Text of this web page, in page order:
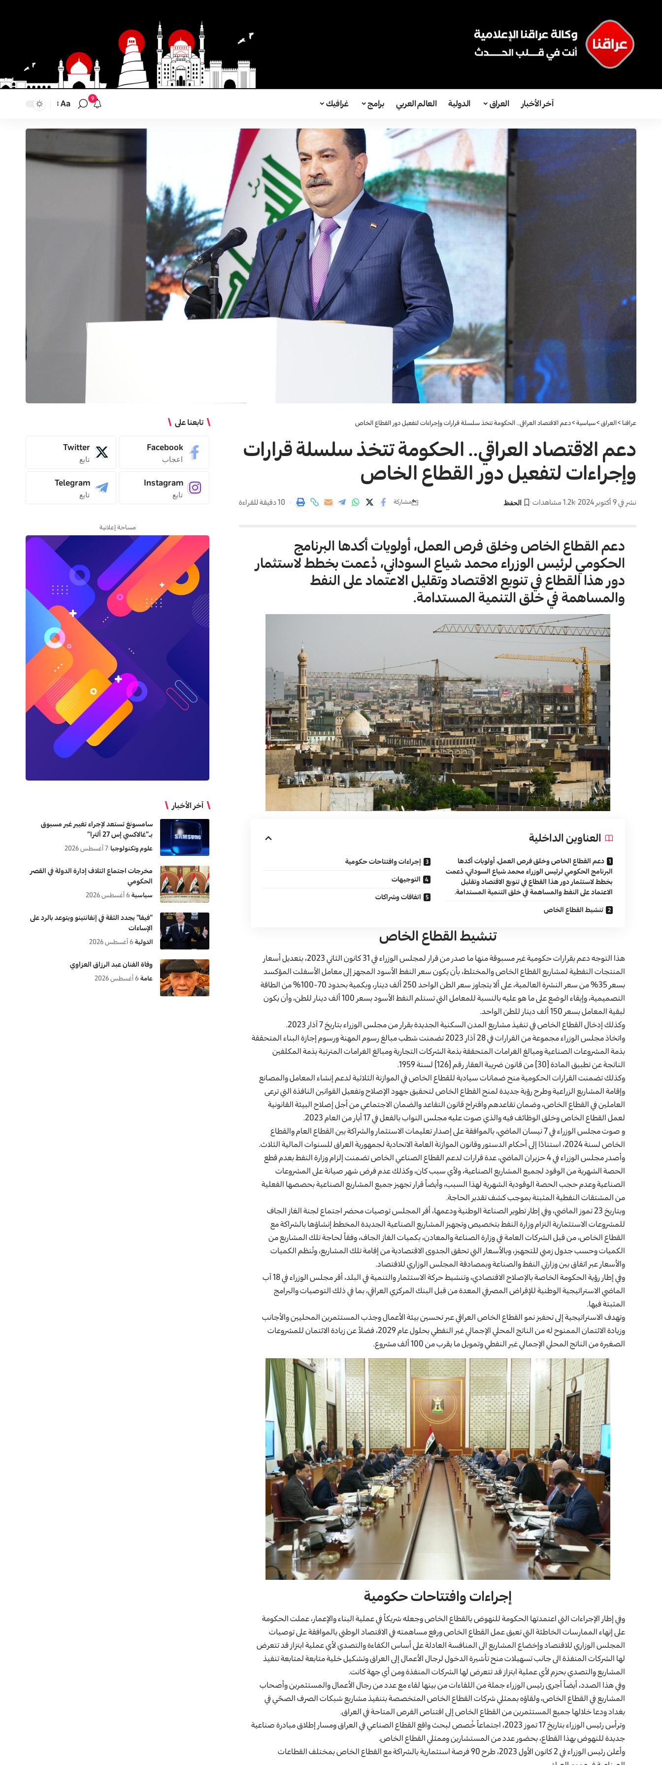
آخر الأخبار العراق الدولية العالم العربي برامج غرافيك 9
تغيير
النص
Aa
عراقنا >العراق>سياسية>دعم الاقتصاد العراقي.. الحكومة تتخذ سلسلة قرارات وإجراءات لتفعيل دور القطاع الخاص
دعم الاقتصاد العراقي.. الحكومة تتخذ سلسلة قرارات
وإجراءات لتفعيل دور القطاع الخاص
نشر في 9 أكتوبر 2024 1.2k مشاهدات مشاركة 10 دقيقة للقراءة
دعم القطاع الخاص وخلق فرص العمل، أولويات أكدها البرنامج
الحكومي لرئيس الوزراء محمد شياع السوداني، دُعمت بخطط لاستثمار
دور هذا القطاع في تنويع الاقتصاد وتقليل الاعتماد على النفط
والمساهمة في خلق التنمية المستدامة.
العناوين الداخلية
دعم القطاع الخاص وخلق فرص العمل، أولويات أكدها
البرنامج الحكومي لرئيس الوزراء محمد شياع السوداني، دُعمت
بخطط لاستثمار دور هذا القطاع في تنويع الاقتصاد وتقليل
الاعتماد على النفط والمساهمة في خلق التنمية المستدامة.
تنشيط القطاع الخاص
إجراءات وافتتاحات حكومية
التوجيهات
اتفاقات وشراكات
تنشيط القطاع الخاص
هذا التوجه دعم بقرارات حكومية غير مسبوقة منها ما صدر من قرار لمجلس الوزراء في 31 كانون الثاني 2023، بتعديل أسعار
المنتجات النفطية لمشاريع القطاع الخاص والمختلط، بأن يكون سعر النفط الأسود المجهز إلى معامل الأسفلت المؤكسد
بسعر 35% من سعر النشرة العالمية، على ألا يتجاوز سعر الطن الواحد 250 ألف دينار، وبكمية بحدود 70-100% من الطاقة
التصميمية، وإبقاء الوضع على ما هو عليه بالنسبة للمعامل التي تستلم النفط الأسود بسعر 100 ألف دينار للطن، وأن يكون
لبقية المعامل بسعر 150 ألف دينار للطن الواحد.
وكذلك إدخال القطاع الخاص في تنفيذ مشاريع المدن السكنية الجديدة بقرار من مجلس الوزراء بتاريخ 7 آذار 2023.
واتخاذ مجلس الوزراء مجموعة من القرارات في 28 آذار 2023 تضمنت شطب مبالغ رسوم المهنة ورسوم إجازة البناء المتحققة
بذمة المشروعات الصناعية ومبالغ الغرامات المتحققة بذمة الشركات التجارية ومبالغ الغرامات المترتبة بذمة المكلفين
الناتجة عن تطبيق المادة (30) من قانون ضريبة العقار رقم (126) لسنة 1959.
وكذلك تضمنت القرارات الحكومية منح ضمانات سيادية للقطاع الخاص في الموازنة الثلاثية لدعم إنشاء المعامل والمصانع
وإقامة المشاريع الزراعية وطرح رؤية جديدة لمنح القطاع الخاص لتحقيق جهود الإصلاح وتفعيل القوانين النافذة التي ترعى
العاملين في القطاع الخاص، وضمان تقاعدهم واقتراح قانون التقاعد والضمان الاجتماعي من أجل إصلاح البيئة القانونية
لعمل القطاع الخاص وخلق الوظائف فيه والذي صوت عليه مجلس النواب بالفعل في 17 أيار من العام 2023.
و صوت مجلس الوزراء في 7 نيسان الماضي، بالموافقة على إصدار تعليمات الاستثمار والشراكة بين القطاع العام والقطاع
الخاص لسنة 2024، استنادًا إلى أحكام الدستور وقانون الموازنة العامة الاتحادية لجمهورية العراق للسنوات المالية الثلاث.
وأصدر مجلس الوزراء في 4 حزيران الماضي، عدة قرارات لدعم القطاع الصناعي الخاص تضمنت إلزام وزارة النفط بعدم قطع
الحصة الشهرية من الوقود لجميع المشاريع الصناعية، ولأي سبب كان، وكذلك عدم فرض شهر صيانة على المشروعات
الصناعية وعدم حجب الحصة الوقودية الشهرية لهذا السبب، وأيضاً قرار تجهيز جميع المشاريع الصناعية بحصصها الفعلية
من المشتقات النفطية المثبتة بموجب كشف تقدير الحاجة.
وبتاريخ 23 تموز الماضي، وفي إطار تطوير الصناعة الوطنية ودعمها، أقر المجلس توصيات محضر اجتماع لجنة الغاز الجاف
للمشروعات الاستثمارية التزام وزارة النفط بتخصيص وتجهيز المشاريع الصناعية الجديدة المخطط إنشاؤها بالشراكة مع
القطاع الخاص، من قبل الشركات العامة في وزارة الصناعة والمعادن، بكميات الغاز الجاف، وفقاً لحاجة تلك المشاريع من
الكميات وحسب جدول زمني للتجهيز، وبالأسعار التي تحقق الجدوى الاقتصادية من إقامة تلك المشاريع، وتُنظم الكميات
والأسعار عبر اتفاق بين وزارتي النفط والصناعة وبمصادقة المجلس الوزاري للاقتصاد.
وفي إطار رؤية الحكومة الخاصة بالإصلاح الاقتصادي، وتنشيط حركة الاستثمار والتنمية في البلد، أقر مجلس الوزراء في 18 آب
الماضي الاستراتيجية الوطنية للإقراض المصرفي المعدة من قبل البنك المركزي العراقي، بما في ذلك التوصيات والبرامج
المثبتة فيها.
وتهدف الاستراتيجية إلى تحفيز نمو القطاع الخاص العراقي عبر تحسين بيئة الأعمال وجذب المستثمرين المحليين والأجانب
وزيادة الائتمان الممنوح له من الناتج المحلي الإجمالي غير النفطي بحلول عام 2029، فضلاً عن زيادة الائتمان للمشروعات
الصغيرة من الناتج المحلي الإجمالي غير النفطي وتمويل ما يقرب من 100 ألف مشروع.
إجراءات وافتتاحات حكومية
وفي إطار الإجراءات التي اعتمدتها الحكومة للنهوض بالقطاع الخاص وجعله شريكاً في عملية البناء والإعمار، عملت الحكومة
على إنهاء الممارسات الخاطئة التي تعيق عمل القطاع الخاص ورفع مساهمته في الاقتصاد الوطني بالموافقة على توصيات
المجلس الوزاري للاقتصاد وإخضاع المشاريع الى المنافسة العادلة على أساس الكفاءة والتصدي لأي عملية ابتزاز قد تتعرض
لها الشركات المنفذة الى جانب تسهيلات منح تأشيرة الدخول لرجال الأعمال إلى العراق وتشكيل خلية متابعة لمتابعة تنفيذ
المشاريع والتصدي بحزم لأي عملية ابتزاز قد تتعرض لها الشركات المنفذة ومن أي جهة كانت.
وفي هذا الصدد، أيضاً أجرى رئيس الوزراء جملة من اللقاءات من بينها لقاء مع عدد من رجال الأعمال والمستثمرين وأصحاب
المشاريع في القطاع الخاص، ولقاؤه بممثلي شركات القطاع الخاص المتخصصة بتنفيذ مشاريع شبكات الصرف الصحّي في
بغداد ودعا خلالها جميع المستثمرين من القطاع الخاص إلى اقتناص الفرص المتاحة في العراق.
وترأس رئيس الوزراء بتاريخ 17 تموز 2023، اجتماعاً خُصص لبحث واقع القطاع الصناعي في العراق ومسار إطلاق مبادرة صناعية
جديدة للنهوض بهذا القطاع، بحضور عدد من المستشارين وممثلي القطاع الخاص.
وأعلن رئيس الوزراء في 2 كانون الأول 2023، طرح 90 فرصة استثمارية بالشراكة مع القطاع الخاص بمختلف القطاعات
تابعنا على
Facebook
اعجاب
Twitter
تابع
Instagram
تابع
Telegram
تابع
مساحة إعلانية
آخر الأخبار
سامسونغ تستعد لإجراء تغيير غير مسبوق
بـ”غالاكسي إس 27 ألترا”
علوم وتكنولوجيا 7 أغسطس 2026
مخرجات اجتماع ائتلاف إدارة الدولة في القصر
الحكومي
سياسية 6 أغسطس 2026
“فيفا” يجدد الثقة في إنفانتينو ويتوعد بالرد على
الإساءات
الدولية 6 أغسطس 2026
وفاة الفنان عبد الرزاق العزاوي
عامة 6 أغسطس 2026